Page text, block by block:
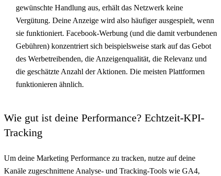
gewünschte Handlung aus, erhält das Netzwerk keine
Vergütung. Deine Anzeige wird also häufiger ausgespielt, wenn
sie funktioniert. Facebook-Werbung (und die damit verbundenen
Gebühren) konzentriert sich beispielsweise stark auf das Gebot
des Werbetreibenden, die Anzeigenqualität, die Relevanz und
die geschätzte Anzahl der Aktionen. Die meisten Plattformen
funktionieren ähnlich.
Wie gut ist deine Performance? Echtzeit-KPI-
Tracking
Um deine Marketing Performance zu tracken, nutze auf deine
Kanäle zugeschnittene Analyse- und Tracking-Tools wie GA4,